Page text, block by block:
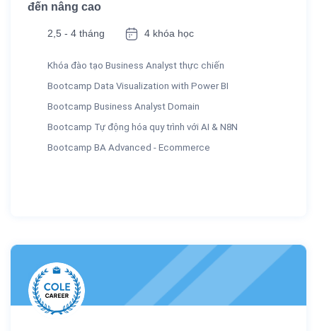
đến nâng cao
2,5 - 4 tháng 4 khóa học
Khóa đào tạo Business Analyst thực chiến
Bootcamp Data Visualization with Power BI
Bootcamp Business Analyst Domain
Bootcamp Tự động hóa quy trình với AI & N8N
Bootcamp BA Advanced - Ecommerce